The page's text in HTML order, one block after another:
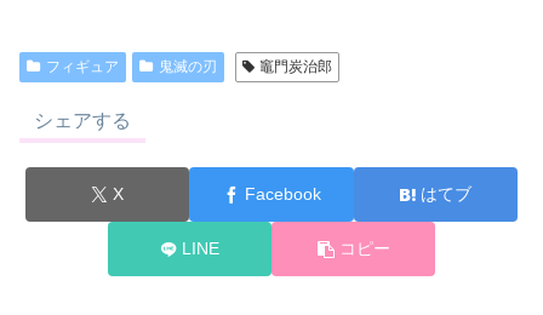
フィギュア 鬼滅の刃 竈門炭治郎
シェアする
X Facebook はてブ
LINE コピー